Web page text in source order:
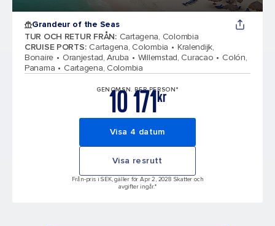
Grandeur of the Seas
TUR OCH RETUR FRÅN: Cartagena, Colombia
CRUISE PORTS: Cartagena, Colombia
Kralendijk,
Bonaire
Oranjestad, Aruba Willemstad, Curacao
Colón,
Panama
Cartagena, Colombia
GENOMSN. PER PERSON*
kr
10 171
Visa 4 datum
Visa resrutt
Från-pris i SEK, gäller för Apr 2, 2028 Skatter och
avgifter ingår.*